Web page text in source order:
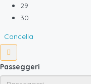
29
30
Cancella
Passeggeri